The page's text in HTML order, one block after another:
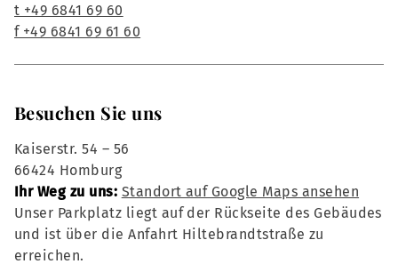
t +49 6841 69 60
f +49 6841 69 61 60
Besuchen Sie uns
Kaiserstr. 54 – 56
66424 Homburg
Ihr Weg zu uns: Standort auf Google Maps ansehen
Unser Parkplatz liegt auf der Rückseite des Gebäudes
und ist über die Anfahrt Hiltebrandtstraße zu
erreichen.